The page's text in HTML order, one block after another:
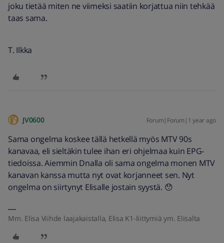
joku tietää miten ne viimeksi saatiin korjattua niin tehkää
taas sama.
T. Ilkka
JV0600 Forum|Forum|1 year ago
Sama ongelma koskee tällä hetkellä myös MTV 90s
kanavaa, eli sieltäkin tulee ihan eri ohjelmaa kuin EPG-
tiedoissa. Aiemmin Dnalla oli sama ongelma monen MTV
kanavan kanssa mutta nyt ovat korjanneet sen. Nyt
ongelma on siirtynyt Elisalle jostain syystä. 😯
Mm. Elisa Viihde laajakaistalla, Elisa K1-liittymiä ym. Elisalta